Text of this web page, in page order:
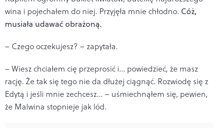
wina i pojechałem do niej. Przyjęła mnie chłodno. Cóż,
musiała udawać obrażoną.
– Czego oczekujesz? – zapytała.
– Wiesz chciałem cię przeprosić i... powiedzieć, że masz
rację. Że tak się tego nie da dłużej ciągnąć. Rozwiodę się z
Edytą i jeśli mnie zechcesz... – uśmiechnąłem się, pewien,
że Malwina stopnieje jak lód.